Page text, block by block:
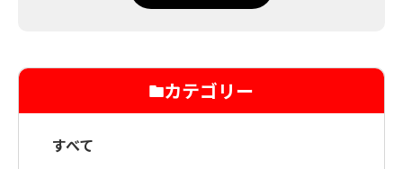
カテゴリー
すべて